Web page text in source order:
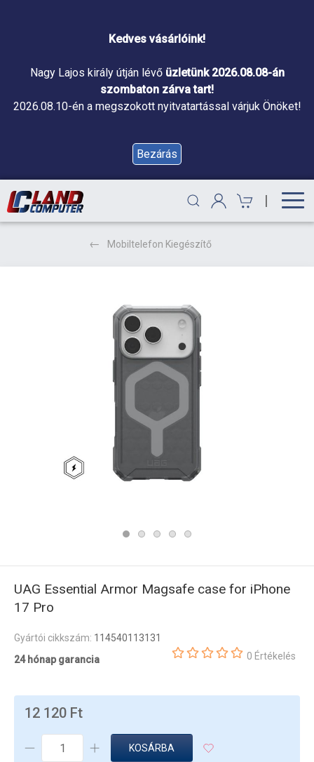
Kedves vásárlóink!
Nagy Lajos király útján lévő üzletünk 2026.08.08-án
szombaton zárva tart!
2026.08.10-én a megszokott nyitvatartással várjuk Önöket!
Bezárás
|
Mobiltelefon Kiegészítő
UAG Essential Armor Magsafe case for iPhone
17 Pro
Gyártói cikkszám: 114540113131
24 hónap garancia
0 Értékelés
12 120 Ft
KOSÁRBA